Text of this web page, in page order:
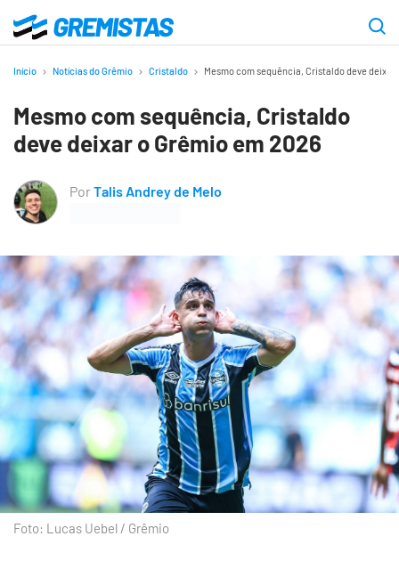
para
principal
Gremistas
Início Notícias do Grêmio Cristaldo Mesmo com sequência, Cristaldo deve deixar
Mesmo com sequência, Cristaldo
deve deixar o Grêmio em 2026
PorTalis Andrey de Melo
Foto: Lucas Uebel / Grêmio